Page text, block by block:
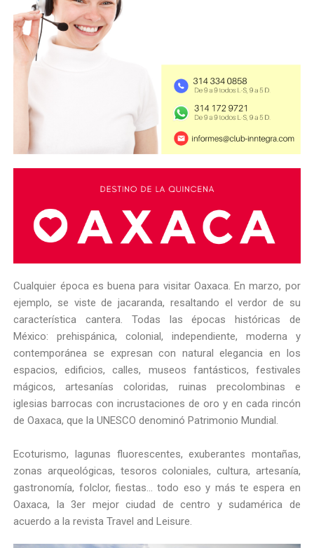
Cualquier época es buena para visitar Oaxaca. En marzo, por
ejemplo, se viste de jacaranda, resaltando el verdor de su
característica cantera. Todas las épocas históricas de
México: prehispánica, colonial, independiente, moderna y
contemporánea se expresan con natural elegancia en los
espacios, edificios, calles, museos fantásticos, festivales
mágicos, artesanías coloridas, ruinas precolombinas e
iglesias barrocas con incrustaciones de oro y en cada rincón
de Oaxaca, que la UNESCO denominó Patrimonio Mundial.
Ecoturismo, lagunas fluorescentes, exuberantes montañas,
zonas arqueológicas, tesoros coloniales, cultura, artesanía,
gastronomía, folclor, fiestas… todo eso y más te espera en
Oaxaca, la 3er mejor ciudad de centro y sudamérica de
acuerdo a la revista Travel and Leisure.